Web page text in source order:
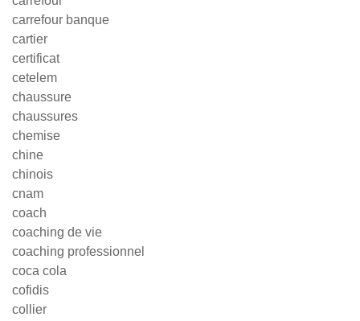
carrefour banque
cartier
certificat
cetelem
chaussure
chaussures
chemise
chine
chinois
cnam
coach
coaching de vie
coaching professionnel
coca cola
cofidis
collier